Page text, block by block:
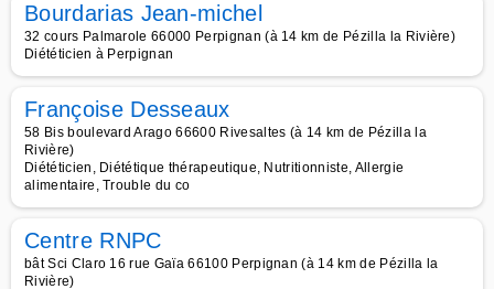
Bourdarias Jean-michel
32 cours Palmarole 66000 Perpignan (à 14 km de Pézilla la Rivière)
Diététicien à Perpignan
Françoise Desseaux
58 Bis boulevard Arago 66600 Rivesaltes (à 14 km de Pézilla la
Rivière)
Diététicien, Diététique thérapeutique, Nutritionniste, Allergie
alimentaire, Trouble du co
Centre RNPC
bât Sci Claro 16 rue Gaïa 66100 Perpignan (à 14 km de Pézilla la
Rivière)